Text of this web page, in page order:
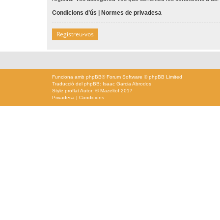
Condicions d’ús
Normes de privadesa
Registreu-vos
Funciona amb phpBB® Forum Software © phpBB Limited
Traducció del phpBB: Isaac Garcia Abrodos
Style proflatAutor: © Mazeltof 2017
Privadesa
Condicions